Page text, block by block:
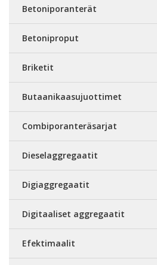
Betoniporanterät
Betoniproput
Briketit
Butaanikaasujuottimet
Combiporanteräsarjat
Dieselaggregaatit
Digiaggregaatit
Digitaaliset aggregaatit
Efektimaalit